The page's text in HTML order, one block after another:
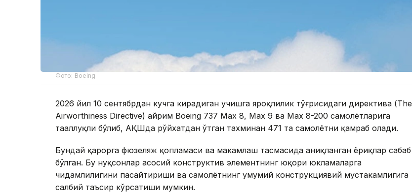
Фото: Boeing
2026 йил 10 сентябрдан кучга кирадиган учишга яроқлилик тўғрисидаги директива (The
Airworthiness Directive) айрим Boeing 737 Max 8, Max 9 ва Max 8-200 самолётларига
тааллуқли бўлиб, АҚШда рўйхатдан ўтган тахминан 471 та самолётни қамраб олади.
Бундай қарорга фюзеляж қопламаси ва маҳкамлаш тасмасида аниқланган ёриқлар сабаб
бўлган. Бу нуқсонлар асосий конструктив элементнинг юқори юкламаларга
чидамлилигини пасайтириши ва самолётнинг умумий конструкциявий мустаҳкамлигига
салбий таъсир кўрсатиши мумкин.